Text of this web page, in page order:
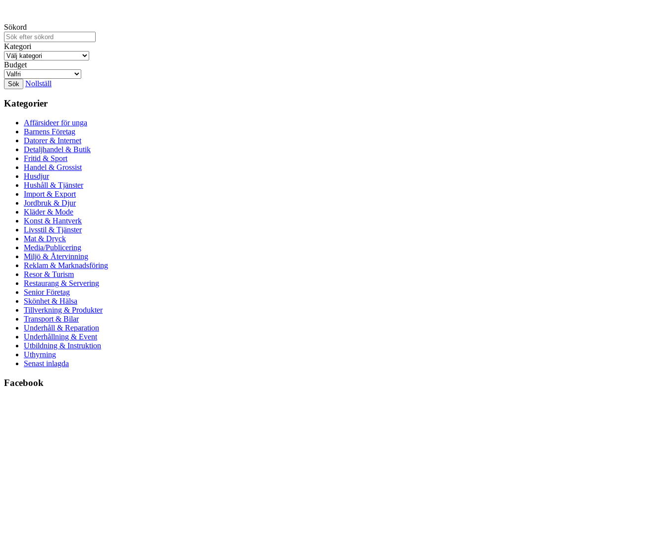
Sökord
Kategori
Budget
Nollställ
Kategorier
Affärsideer för unga
Barnens Företag
Datorer & Internet
Detaljhandel & Butik
Fritid & Sport
Handel & Grossist
Husdjur
Hushåll & Tjänster
Import & Export
Jordbruk & Djur
Kläder & Mode
Konst & Hantverk
Livsstil & Tjänster
Mat & Dryck
Media/Publicering
Miljö & Återvinning
Reklam & Marknadsföring
Resor & Turism
Restaurang & Servering
Senior Företag
Skönhet & Hälsa
Tillverkning & Produkter
Transport & Bilar
Underhåll & Reparation
Underhållning & Event
Utbildning & Instruktion
Uthyrning
Senast inlagda
Facebook